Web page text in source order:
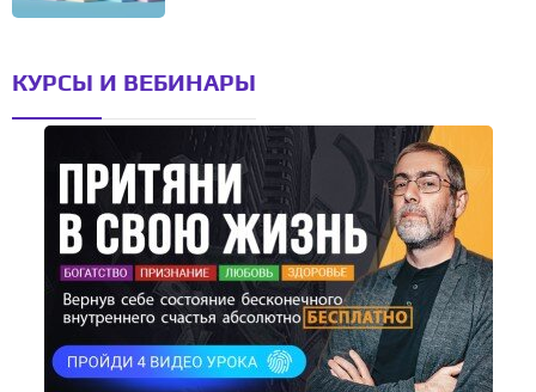
КУРСЫ И ВЕБИНАРЫ